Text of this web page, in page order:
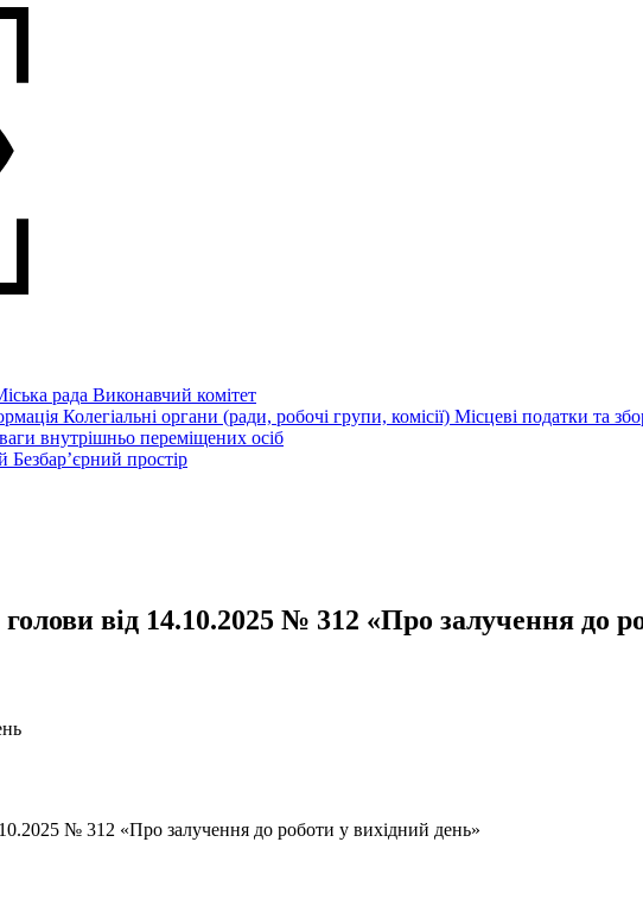
рада Виконавчий комітет
Колегіальні органи (ради, робочі групи, комісії) Місцеві податки та
внутрішньо переміщених осіб
Безбар’єрний простір
від 14.10.2025 № 312 «Про залучення до
№ 312 «Про залучення до роботи у вихідний день»